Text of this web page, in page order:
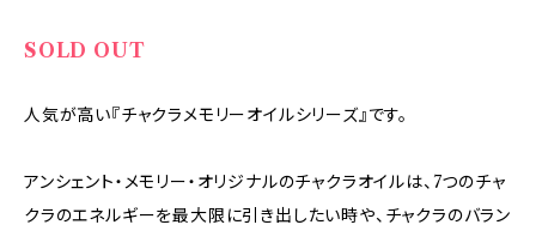
SOLD OUT
人気が高い『チャクラメモリーオイルシリーズ』です。
アンシェント・メモリー・オリジナルのチャクラオイルは、7つのチャ
クラのエネルギーを最大限に引き出したい時や、チャクラのバラン